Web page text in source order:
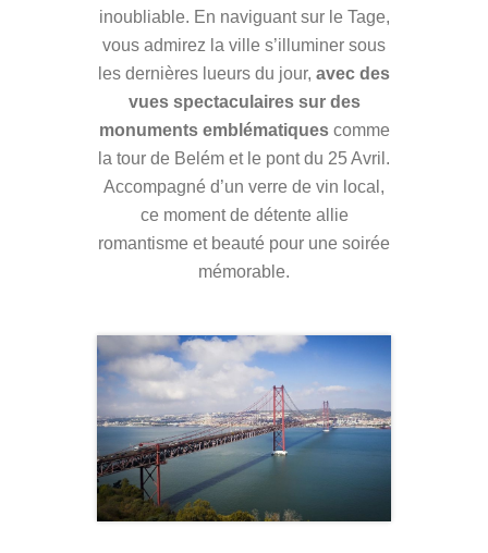
inoubliable. En naviguant sur le Tage,
vous admirez la ville s’illuminer sous
les dernières lueurs du jour, avec des
vues spectaculaires sur des
monuments emblématiquescomme
la tour de Belém et le pont du 25 Avril.
Accompagné d’un verre de vin local,
ce moment de détente allie
romantisme et beauté pour une soirée
mémorable.